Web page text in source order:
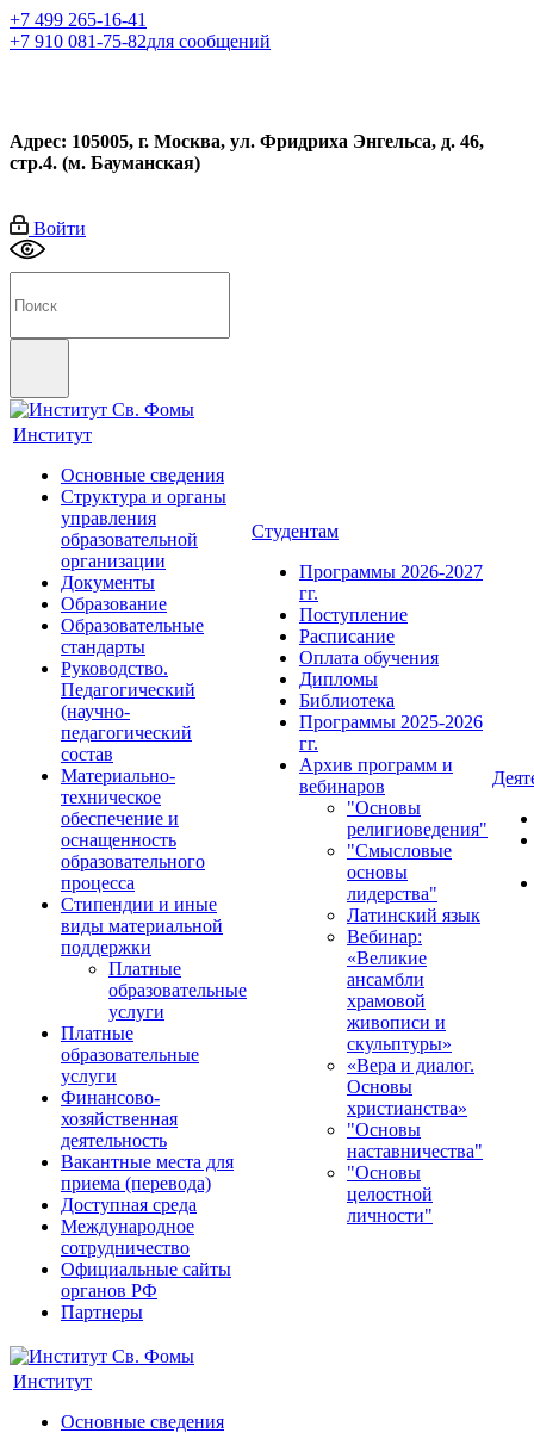
+7 499 265-16-41
+7 910 081-75-82для сообщений
Адрес: 105005, г. Москва, ул. Фридриха Энгельса, д. 46,
стр.4. (м. Бауманская)
Войти
Институт
Основные сведения
Структура и органы
управления
образовательной
организации
Документы
Образование
Образовательные
стандарты
Руководство.
Педагогический
(научно-
педагогический
состав
Материально-
техническое
обеспечение и
оснащенность
образовательного
процесса
Стипендии и иные
виды материальной
поддержки
Платные
образовательные
услуги
Платные
образовательные
услуги
Финансово-
хозяйственная
деятельность
Вакантные места для
приема (перевода)
Доступная среда
Международное
сотрудничество
Официальные сайты
органов РФ
Партнеры
Студентам
Программы 2026-2027
гг.
Поступление
Расписание
Оплата обучения
Дипломы
Библиотека
Программы 2025-2026
гг.
Архив программ и
вебинаров
"Основы
религиоведения"
"Смысловые
основы
лидерства"
Латинский язык
Вебинар:
«Великие
ансамбли
храмовой
живописи и
скульптуры»
«Вера и диалог.
Основы
христианства»
"Основы
наставничества"
"Основы
целостной
личности"
Институт
Основные сведения